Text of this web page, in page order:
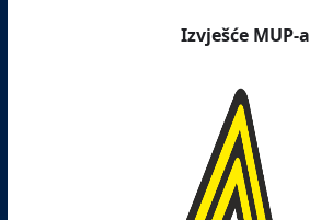
Izvješće MUP-a